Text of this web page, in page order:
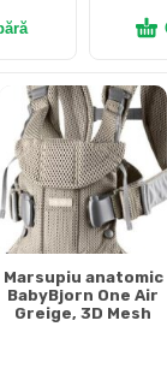
Marsupiu anatomic
BabyBjorn One Air
Greige, 3D Mesh